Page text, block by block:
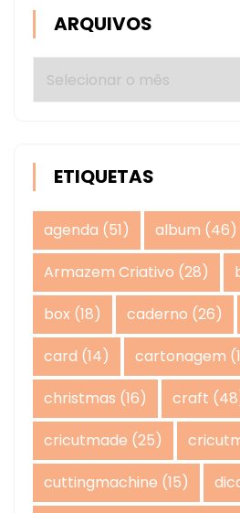
ARQUIVOS
Arquivos
ETIQUETAS
agenda (51) album (46)
Armazem Criativo (28)
box (18) caderno (26)
card (14) cartonagem
christmas (16) craft
cricutmade (25)
cuttingmachine (15)